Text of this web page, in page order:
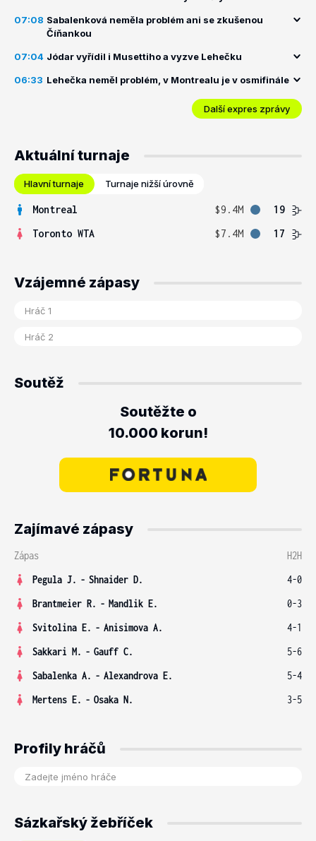
07:08 Sabalenková neměla problém ani se zkušenou
Číňankou
07:04 Jódar vyřídil i Musettiho a vyzve Lehečku
06:33 Lehečka neměl problém, v Montrealu je v osmifinále
Další expres zprávy
Aktuální turnaje
Hlavní turnaje Turnaje nižší úrovně
Montreal $9.4M
19
Toronto WTA
$7.4M 17
Vzájemné zápasy
Soutěž
Soutěžte o
10.000 korun!
Zajímavé zápasy
Zápas
H2H
Pegula J. - Shnaider D.
4-0
Brantmeier R. - Mandlik E.
0-3
Svitolina E. - Anisimova A.
4-1
Sakkari M. - Gauff C.
5-6
Sabalenka A. - Alexandrova E.
5-4
Mertens E. - Osaka N. 3-5
Profily hráčů
Sázkařský žebříček